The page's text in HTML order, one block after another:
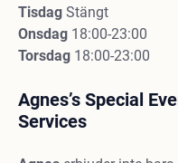
Tisdag Stängt
Onsdag 18:00-23:00
Torsdag 18:00-23:00
Agnes’s Special
Services